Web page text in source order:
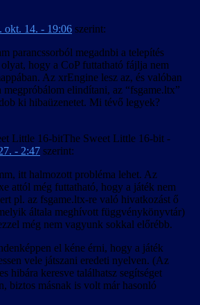
okt. 14. - 19:06 szerint:
parancssorból megadnbi a telepítés
hogy a CoP futtatható fájlja nem
Az xrEngine lesz az, és valóban
megpróbálom elindítani, az “fsgame.ltx”
ki hibaüzenetet. Mi tévő legyek?
The Sweet Little 16-bit -
- 2:47 szerint:
itt halmozott probléma lehet. Az
attól még futtatható, hogy a játék nem
pl. az fsgame.ltx-re való hivatkozást ő
általa meghívott függvénykönyvtár)
még nem vagyunk sokkal előrébb.
el kéne érni, hogy a játék
vele játszani eredeti nyelven. (Az
hibára keresve találhatsz segítséget
biztos másnak is volt már hasonló